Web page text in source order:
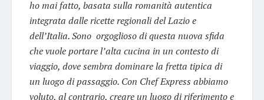
ho mai fatto, basata sulla romanità autentica
integrata dalle ricette regionali del Lazio e
dell’Italia. Sono orgoglioso di questa nuova sfida
che vuole portare l’alta cucina in un contesto di
viaggio, dove sembra dominare la fretta tipica di
un luogo di passaggio. Con Chef Express abbiamo
voluto, al contrario, creare un luogo di riferimento e